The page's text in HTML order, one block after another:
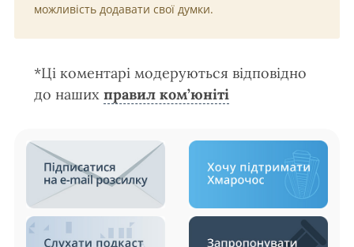
можливість додавати свої думки.
*Ці коментарі модеруються відповідно
до наших правил ком’юніті